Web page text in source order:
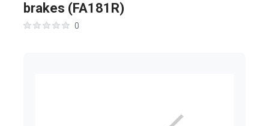
brakes (FA181R)
0